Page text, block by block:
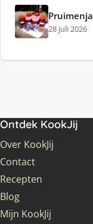
28 juli 2026
Ontdek KookJij
Over KookJij
Contact
Recepten
Blog
Mijn KookJij